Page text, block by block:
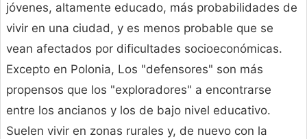
jóvenes, altamente educado, más probabilidades de
vivir en una ciudad, y es menos probable que se
vean afectados por dificultades socioeconómicas.
Excepto en Polonia, Los "defensores" son más
propensos que los "exploradores" a encontrarse
entre los ancianos y los de bajo nivel educativo.
Suelen vivir en zonas rurales y, de nuevo con la